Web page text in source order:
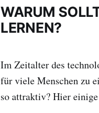
WARUM
LERNEN?
Im Zeitalter des
für viele Menschen zu
so attraktiv? Hier